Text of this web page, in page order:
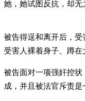
她，她试图反抗，却无
被告得逞和离开后，
受害人裸着身子、蹲在
被告面对一项强奸控
成，并且被法官斥责是